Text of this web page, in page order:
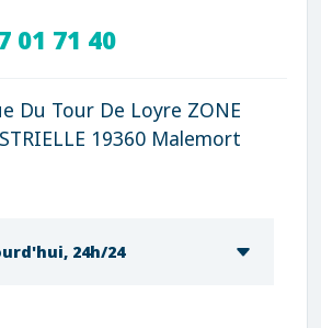
01 71 40
Du Tour De Loyre ZONE
19360 Malemort
24h/24